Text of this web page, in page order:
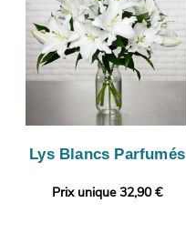
Lys Blancs Parfumés
Prix unique 32,90 €